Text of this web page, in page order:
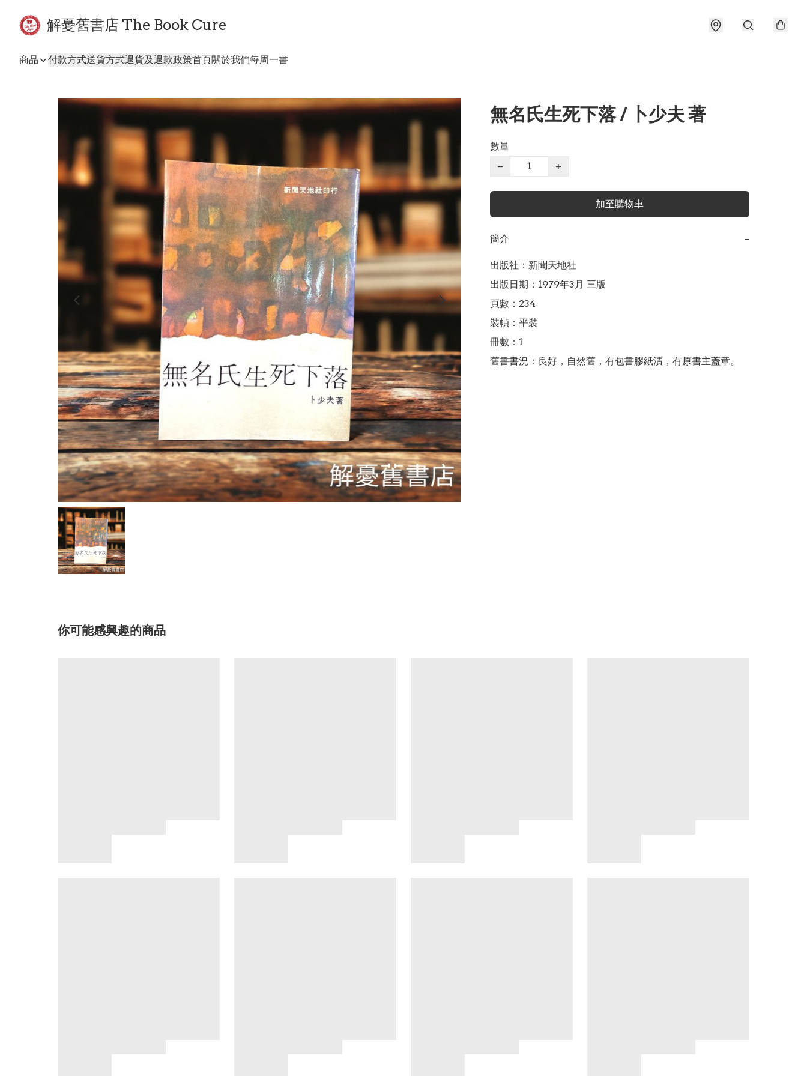
解憂舊書店 The Book Cure
商品 付款方式送貨方式退貨及退款政策首頁關於我們每周一書
無名氏生死下落 / 卜少夫 著
數量
−
+
加至購物車
簡介 −
出版社：新聞天地社
出版日期：1979年3月 三版
頁數：234
裝幀：平裝
冊數：1
舊書書況：良好，自然舊，有包書膠紙漬，有原書主蓋章。
你可能感興趣的商品